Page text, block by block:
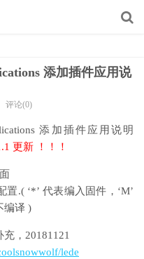
添加插件应用说
评论(0)
添加插件应用说明
更新 ！！！
.( ‘*’ 代表编入固件，‘M’
编译 )
，20181121
lede